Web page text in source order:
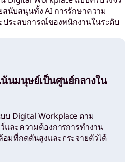
สนับสนุนทั้ง AI การรักษาความ
ประสบการณ์ของพนักงานในระดับ
น้นมนุษย์เป็นศูนย์กลางใน
บ Digital Workplace ตาม
และความต้องการการทำงาน
มที่กดดันสูงและกระจายตัวได้